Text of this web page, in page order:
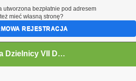
Rada Dzielnicy VII Dwór
utworzona bezpłatnie pod adresem
mieć własną stronę?
REJESTRACJA